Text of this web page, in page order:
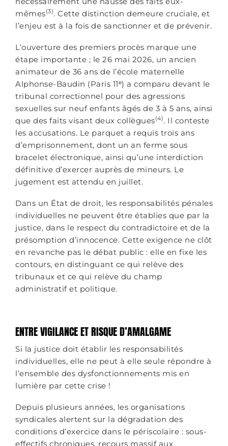
mêmes(3). Cette distinction demeure cruciale, et
l’enjeu est à la fois de sanctionner et de prévenir.
L’ouverture des premiers procès marque une
étape importante ; le 26 mai 2026, un ancien
animateur de 36 ans de l’école maternelle
Alphonse-Baudin (Paris 11ᵉ) a comparu devant le
tribunal correctionnel pour des agressions
sexuelles sur neuf enfants âgés de 3 à 5 ans, ainsi
que des faits visant deux collègues(4). Il conteste
les accusations. Le parquet a requis trois ans
d’emprisonnement, dont un an ferme sous
bracelet électronique, ainsi qu’une interdiction
définitive d’exercer auprès de mineurs. Le
jugement est attendu en juillet.
Dans un État de droit, les responsabilités pénales
individuelles ne peuvent être établies que par la
justice, dans le respect du contradictoire et de la
présomption d’innocence. Cette exigence ne clôt
en revanche pas le débat public : elle en fixe les
contours, en distinguant ce qui relève des
tribunaux et ce qui relève du champ
administratif et politique.
ENTRE VIGILANCE ET RISQUE D’AMALGAME
Si la justice doit établir les responsabilités
individuelles, elle ne peut à elle seule répondre à
l’ensemble des dysfonctionnements mis en
lumière par cette crise !
Depuis plusieurs années, les organisations
syndicales alertent sur la dégradation des
conditions d’exercice dans le périscolaire : sous-
effectifs chroniques, recours massif aux